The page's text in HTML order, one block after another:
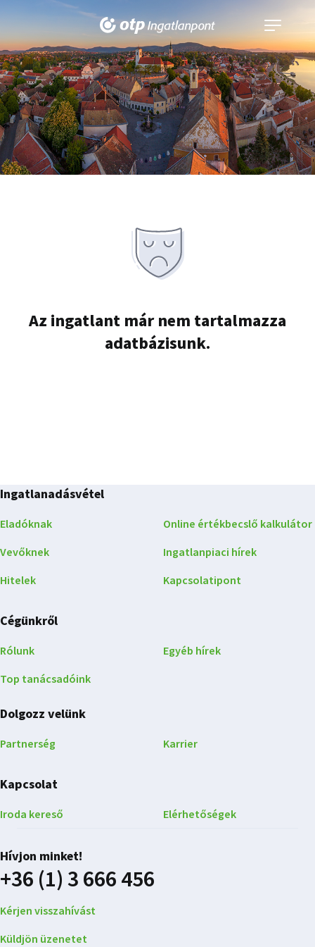
Navigáció
kinyitása
Az ingatlant már nem tartalmazza
adatbázisunk.
Ingatlanadásvétel
Eladóknak
Vevőknek
Hitelek
Online értékbecslő kalkulátor
Ingatlanpiaci hírek
Kapcsolatipont
Cégünkről
Rólunk
Top tanácsadóink
Egyéb hírek
Dolgozz velünk
Partnerség Karrier
Kapcsolat
Iroda kereső Elérhetőségek
Hívjon minket!
+36 (1) 3 666 456
Kérjen visszahívást
Küldjön üzenetet